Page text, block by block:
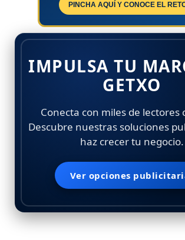
PINCHA AQUÍ Y CONOCE EL
IMPULSA TU
GETXO
Conecta con miles de lectores
Descubre nuestras soluciones
haz crecer tu negocio.
Ver opciones